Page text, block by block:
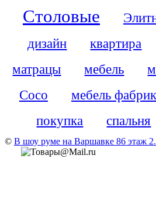
Столовые
дизайн
квартира
матрацы
мебель
Coco
мебель
покупка
спальня
© В шоу руме на Варшавке 86 этаж